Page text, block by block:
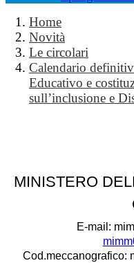
Home
Novità
Le circolari
Calendario
Educativo e
sull’inclusione e
MINISTERO
E-mail:
Cod.meccanografico: